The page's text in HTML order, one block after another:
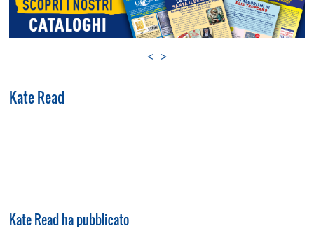
< >
Kate Read
Kate Read ha pubblicato